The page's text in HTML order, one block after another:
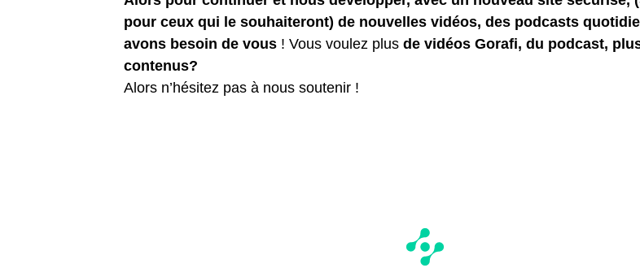
pour ceux qui le souhaiteront) de nouvelles vidéos, des podcasts
avons besoin de vous ! Vous voulez plus de vidéos Gorafi, du podcast,
contenus?
Alors n’hésitez pas à nous soutenir !